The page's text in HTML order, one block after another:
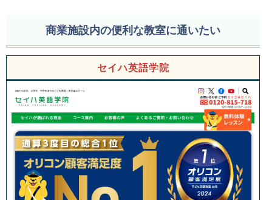
商業施設内の便利な教室に通いたい
セイハ英語学院